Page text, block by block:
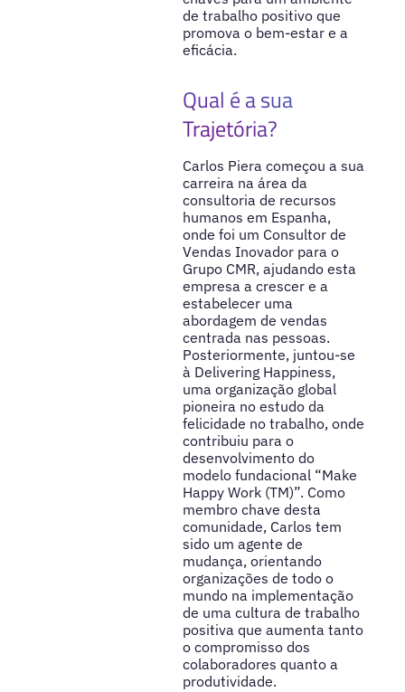
de trabalho positivo que
promova o bem-estar e a
eficácia.
Qual é a sua
Trajetória?
Carlos Piera começou a sua
carreira na área da
consultoria de recursos
humanos em Espanha,
onde foi um Consultor de
Vendas Inovador para o
Grupo CMR, ajudando esta
empresa a crescer e a
estabelecer uma
abordagem de vendas
centrada nas pessoas.
Posteriormente, juntou-se
à Delivering Happiness,
uma organização global
pioneira no estudo da
felicidade no trabalho, onde
contribuiu para o
desenvolvimento do
modelo fundacional “Make
Happy Work (TM)”. Como
membro chave desta
comunidade, Carlos tem
sido um agente de
mudança, orientando
organizações de todo o
mundo na implementação
de uma cultura de trabalho
positiva que aumenta tanto
o compromisso dos
colaboradores quanto a
produtividade.